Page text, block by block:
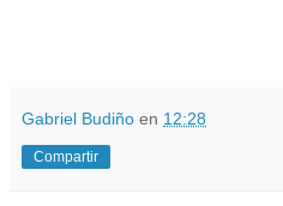
Gabriel Budiño en 12:28
Compartir